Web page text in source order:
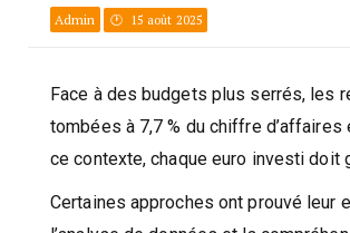
Admin 15 août 2025
Face à des budgets plus serrés, les
tombées à 7,7 % du chiffre d’affaires
ce contexte, chaque euro investi doit
Certaines approches ont prouvé